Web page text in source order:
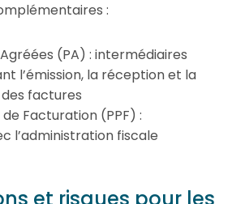
:
(PA) : intermédiaires
l’émission, la réception et la
factures
Facturation (PPF) :
l’administration fiscale